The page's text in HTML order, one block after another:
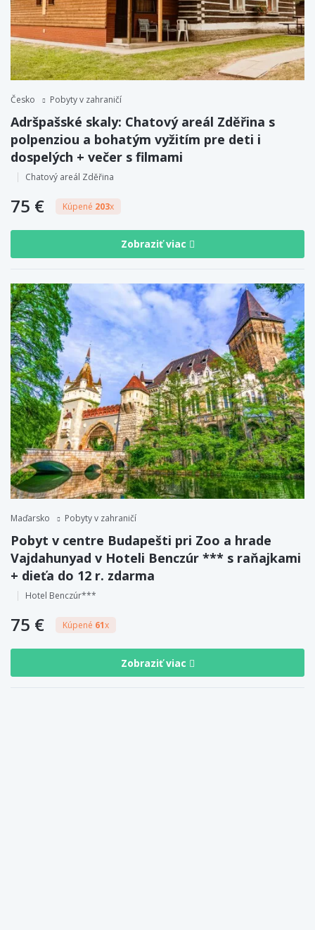
Česko Pobyty v zahraničí
Adršpašské skaly: Chatový areál Zděřina s
polpenziou a bohatým vyžitím pre deti i
dospelých + večer s filmami
Chatový areál Zděřina
75 € Kúpené 203x
Zobraziť viac
Maďarsko Pobyty v zahraničí
Pobyt v centre Budapešti pri Zoo a hrade
Vajdahunyad v Hoteli Benczúr *** s raňajkami
+ dieťa do 12 r. zdarma
Hotel Benczúr***
75 € Kúpené 61x
Zobraziť viac